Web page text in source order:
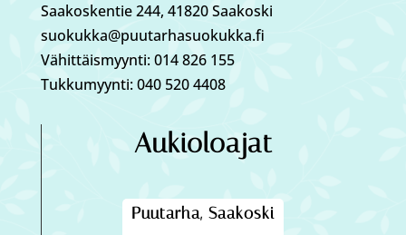
Saakoskentie 244, 41820 Saakoski
suokukka@puutarhasuokukka.fi
Vähittäismyynti: 014 826 155
Tukkumyynti: 040 520 4408
Aukioloajat
Puutarha, Saakoski